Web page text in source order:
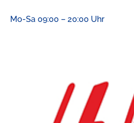
Mo-Sa 09:00 – 20:00 Uhr